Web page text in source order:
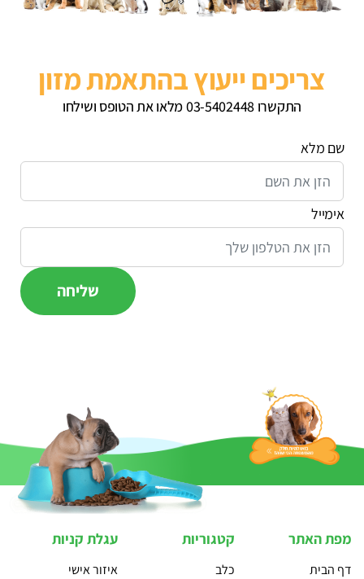
צריכים ייעוץ בהתאמת מזון
התקשרו 03-5402448 מלאו את הטופס ושילחו
שם מלא
אימייל
מפת האתר
דף הבית
קטגוריות
כלב
עגלת קניות
איזור אישי